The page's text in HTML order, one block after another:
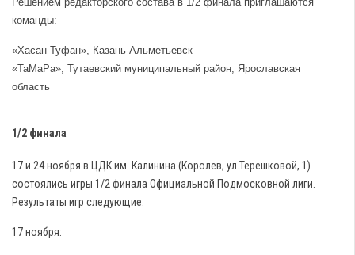
команды:
«Хасан Туфан», Казань-Альметьевск
«ТаМаРа», Тутаевский муниципальный район, Ярославская
область
1/2 финала
17 и 24 ноября в ЦДК им. Калинина (Королев, ул.Терешковой, 1)
состоялись игры 1/2 финала Официальной Подмосковной лиги.
Результаты игр следующие:
17 ноября: